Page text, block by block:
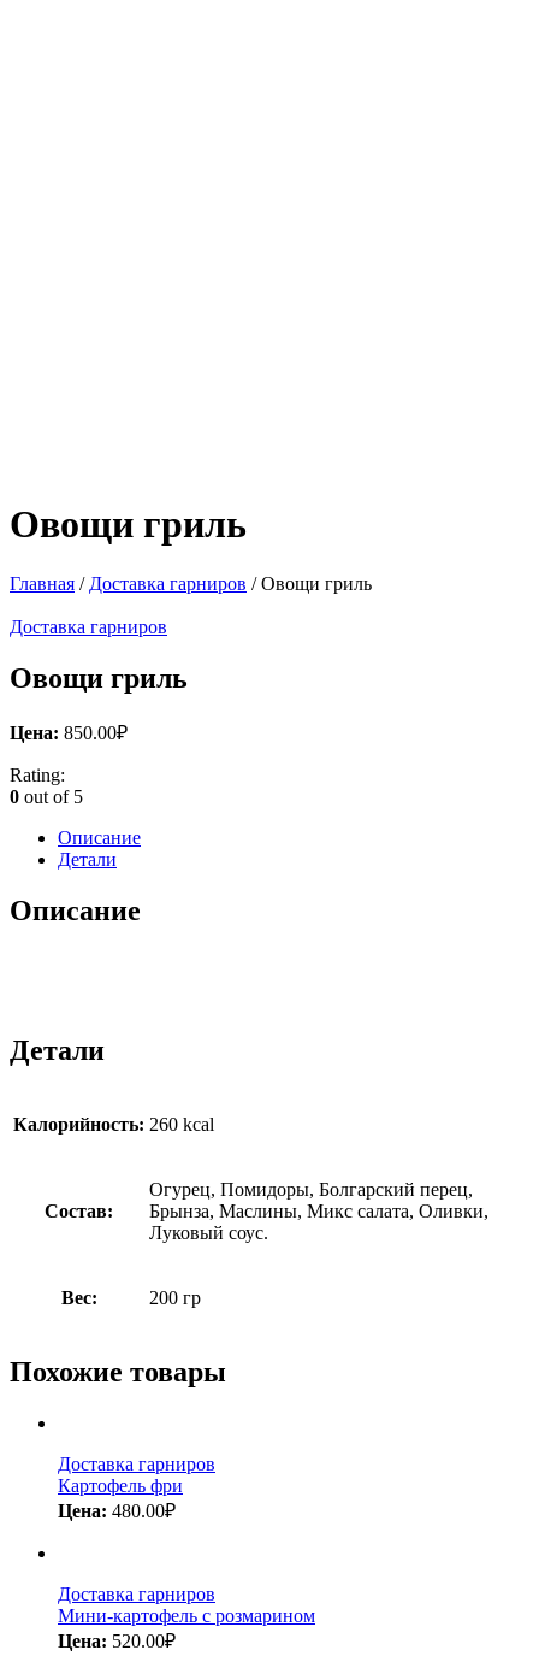
Овощи гриль
Главная / Доставка гарниров / Овощи гриль
Доставка гарниров
Овощи гриль
Цена: 850.00₽
Rating:
0 out of 5
Описание
Детали
Описание
Детали
Калорийность: 260 kcal
Состав:
Огурец, Помидоры, Болгарский перец,
Брынза, Маслины, Микс салата, Оливки,
Луковый соус.
Вес: 200 гр
Похожие товары
Доставка гарниров
Картофель фри
Цена: 480.00₽
Доставка гарниров
Мини-картофель с розмарином
Цена: 520.00₽